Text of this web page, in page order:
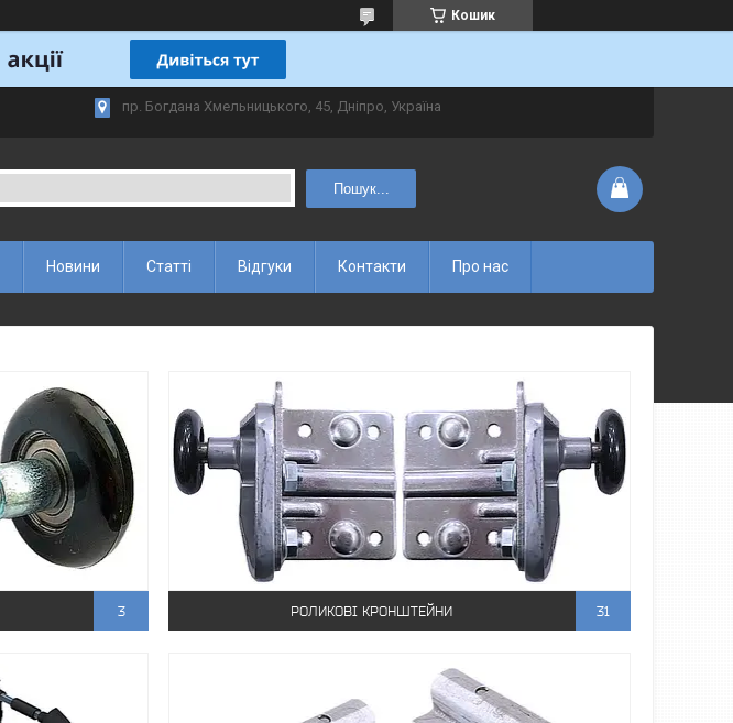
Кошик
пр. Богдана Хмельницького, 45, Дніпро, Україна
Пошук...
Новини Статті Відгуки Контакти Про нас
3 РОЛИКОВІ КРОНШТЕЙНИ 31